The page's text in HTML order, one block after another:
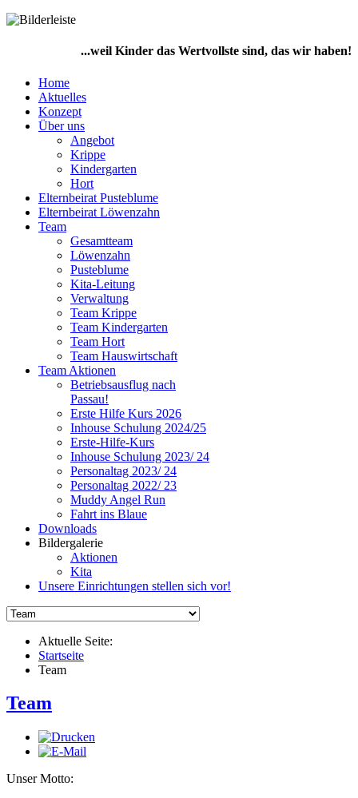
...weil Kinder das Wertvollste sind, das wir haben!
Home
Aktuelles
Konzept
Über uns
Angebot
Krippe
Kindergarten
Hort
Elternbeirat Pusteblume
Elternbeirat Löwenzahn
Team
Gesamtteam
Löwenzahn
Pusteblume
Kita-Leitung
Verwaltung
Team Krippe
Team Kindergarten
Team Hort
Team Hauswirtschaft
Team Aktionen
Betriebsausflug nach
Passau!
Erste Hilfe Kurs 2026
Inhouse Schulung 2024/25
Erste-Hilfe-Kurs
Inhouse Schulung 2023/ 24
Personaltag 2023/ 24
Personaltag 2022/ 23
Muddy Angel Run
Fahrt ins Blaue
Downloads
Bildergalerie
Aktionen
Kita
Unsere Einrichtungen stellen sich vor!
Aktuelle Seite:
Startseite
Team
Team
Unser Motto: